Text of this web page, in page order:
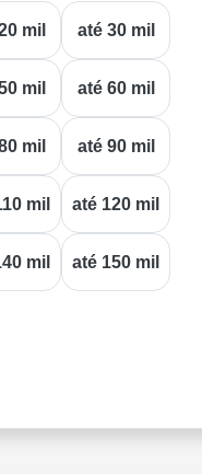
mil até 30 mil
mil até 60 mil
mil até 90 mil
mil até 120 mil
mil até 150 mil